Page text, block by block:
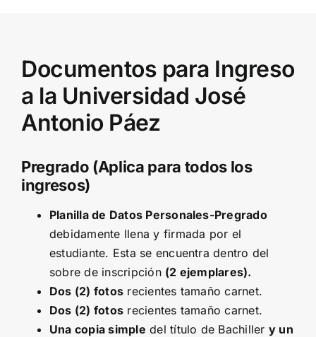
Documentos para Ingreso
a la Universidad José
Antonio Páez
Pregrado (Aplica para todos los
ingresos)
Planilla de Datos Personales-Pregrado
debidamente llena y firmada por el
estudiante. Esta se encuentra dentro del
sobre de inscripción (2 ejemplares).
Dos (2) fotos recientes tamaño carnet.
Dos (2) fotos recientes tamaño carnet.
Una copia simple del título de Bachiller y un